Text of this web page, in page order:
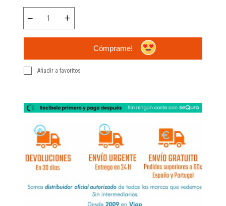
Cómprame!
Añadir a favoritos